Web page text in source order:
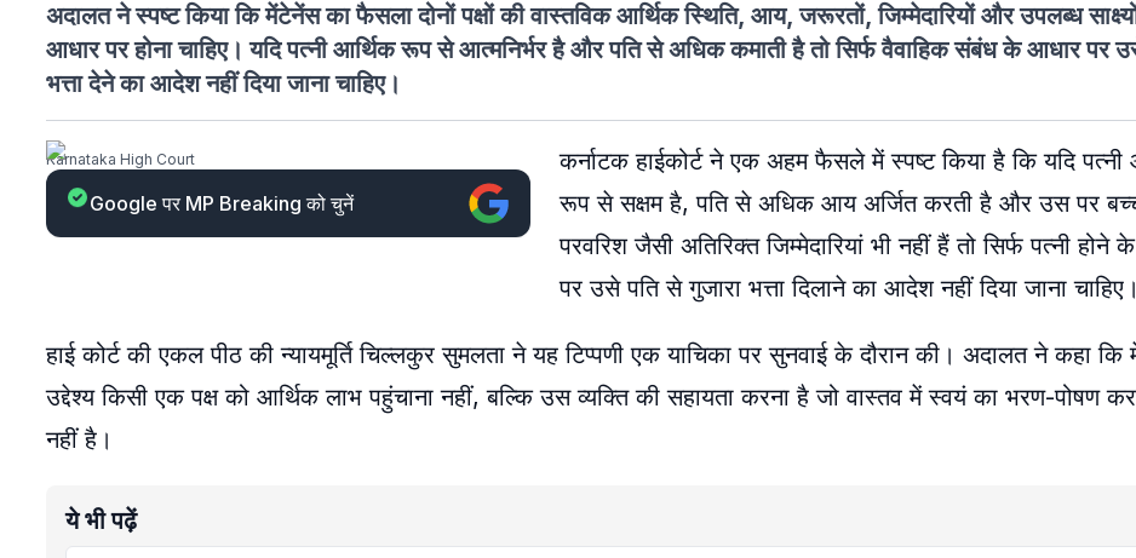
अदालत ने स्पष्ट किया कि मेंटेनेंस का फैसला दोनों पक्षों की वास्तविक आर्थिक स्थिति, आय, जरूरतों, जिम्मेदारियों और उपलब्ध
आधार पर होना चाहिए। यदि पत्नी आर्थिक रूप से आत्मनिर्भर है और पति से अधिक कमाती है तो सिर्फ वैवाहिक संबंध के आधार पर
भत्ता देने का आदेश नहीं दिया जाना चाहिए।
Karnataka High Court
Google पर MP Breaking को चुनें
कर्नाटक हाईकोर्ट ने एक अहम फैसले में स्पष्ट किया है कि यदि पत्नी
रूप से सक्षम है, पति से अधिक आय अर्जित करती है और उस पर
परवरिश जैसी अतिरिक्त जिम्मेदारियां भी नहीं हैं तो सिर्फ पत्नी होने
पर उसे पति से गुजारा भत्ता दिलाने का आदेश नहीं दिया जाना चाहिए।
हाई कोर्ट की एकल पीठ की न्यायमूर्ति चिल्लकुर सुमलता ने यह टिप्पणी एक याचिका पर सुनवाई के दौरान की। अदालत ने कहा
उद्देश्य किसी एक पक्ष को आर्थिक लाभ पहुंचाना नहीं, बल्कि उस व्यक्ति की सहायता करना है जो वास्तव में स्वयं का भरण-पोषण
नहीं है।
ये भी पढ़ें